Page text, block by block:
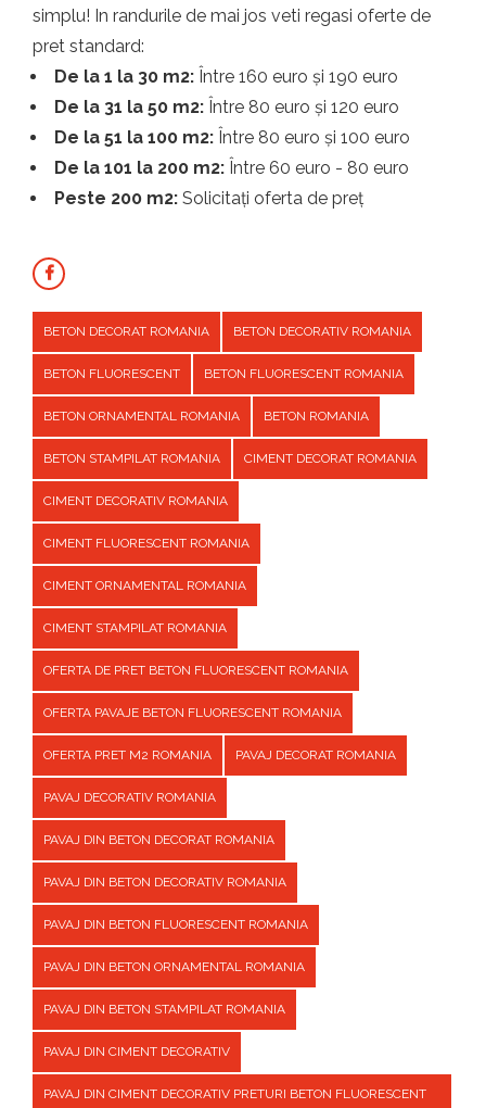
simplu! In randurile de mai jos veti regasi oferte de
pret standard:
De la 1 la 30 m2: Între 160 euro și 190 euro
De la 31 la 50 m2: Între 80 euro și 120 euro
De la 51 la 100 m2: Între 80 euro și 100 euro
De la 101 la 200 m2: Între 60 euro - 80 euro
Peste 200 m2: Solicitați oferta de preț
BETON DECORAT ROMANIA BETON DECORATIV ROMANIA
BETON FLUORESCENT BETON FLUORESCENT ROMANIA
BETON ORNAMENTAL ROMANIA BETON ROMANIA
BETON STAMPILAT ROMANIA CIMENT DECORAT ROMANIA
CIMENT DECORATIV ROMANIA
CIMENT FLUORESCENT ROMANIA
CIMENT ORNAMENTAL ROMANIA
CIMENT STAMPILAT ROMANIA
OFERTA DE PRET BETON FLUORESCENT ROMANIA
OFERTA PAVAJE BETON FLUORESCENT ROMANIA
OFERTA PRET M2 ROMANIA PAVAJ DECORAT ROMANIA
PAVAJ DECORATIV ROMANIA
PAVAJ DIN BETON DECORAT ROMANIA
PAVAJ DIN BETON DECORATIV ROMANIA
PAVAJ DIN BETON FLUORESCENT ROMANIA
PAVAJ DIN BETON ORNAMENTAL ROMANIA
PAVAJ DIN BETON STAMPILAT ROMANIA
PAVAJ DIN CIMENT DECORATIV
PAVAJ DIN CIMENT DECORATIV PRETURI BETON FLUORESCENT